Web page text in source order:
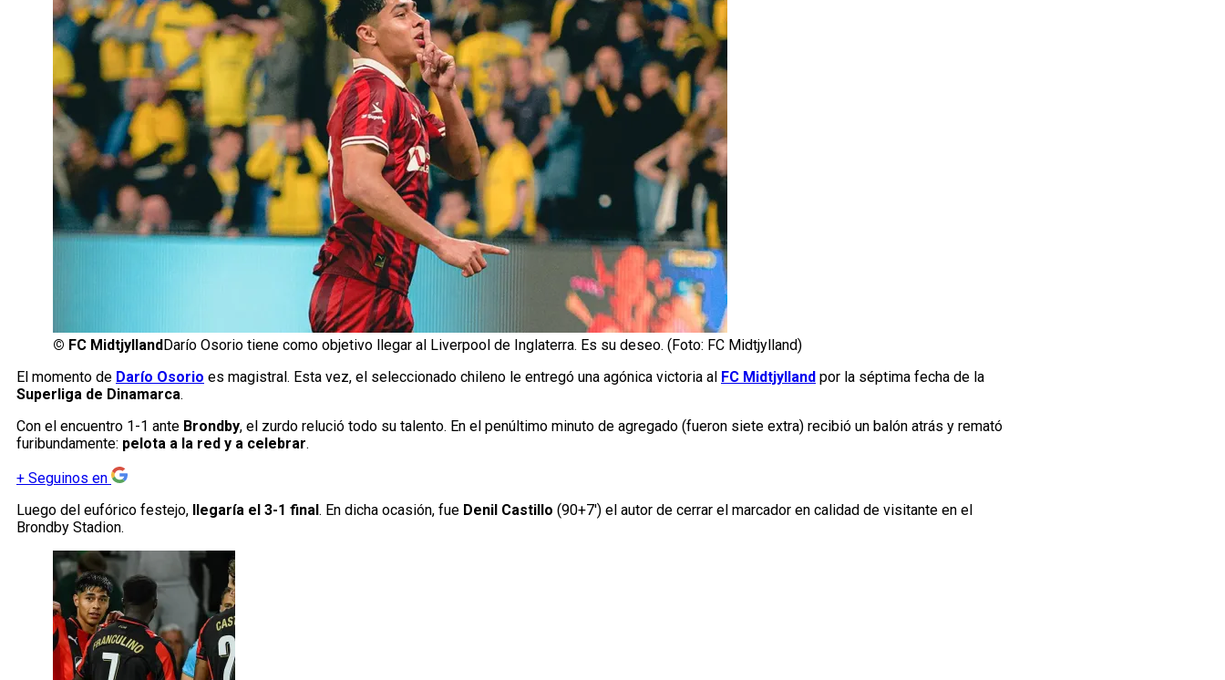
© FC Midtjylland Darío Osorio tiene como objetivo llegar al Liverpool de Inglaterra. Es su deseo. (Foto: FC Midtjylland)
El momento de Darío Osorio es magistral. Esta vez, el seleccionado chileno le entregó una agónica victoria al FC Midtjylland por la séptima fecha de la
Superliga de Dinamarca.
Con el encuentro 1-1 ante Brondby, el zurdo relució todo su talento. En el penúltimo minuto de agregado (fueron siete extra) recibió un balón atrás y remató
furibundamente: pelota a la red y a celebrar.
+ Seguinos en
Luego del eufórico festejo,
llegaría el 3-1 final . En dicha ocasión, fue Denil Castillo (90+7′) el autor de cerrar el marcador en calidad de visitante en el
Brondby Stadion.